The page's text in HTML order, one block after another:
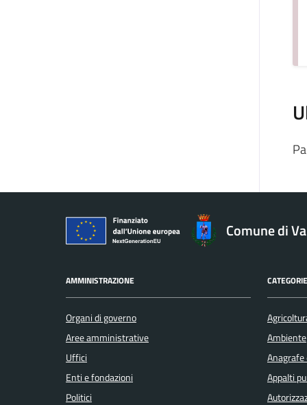
Comune di
AMMINISTRAZIONE
Organi di governo
Aree amministrative
Uffici
Enti e fondazioni
Politici
Ambiente
Appalti